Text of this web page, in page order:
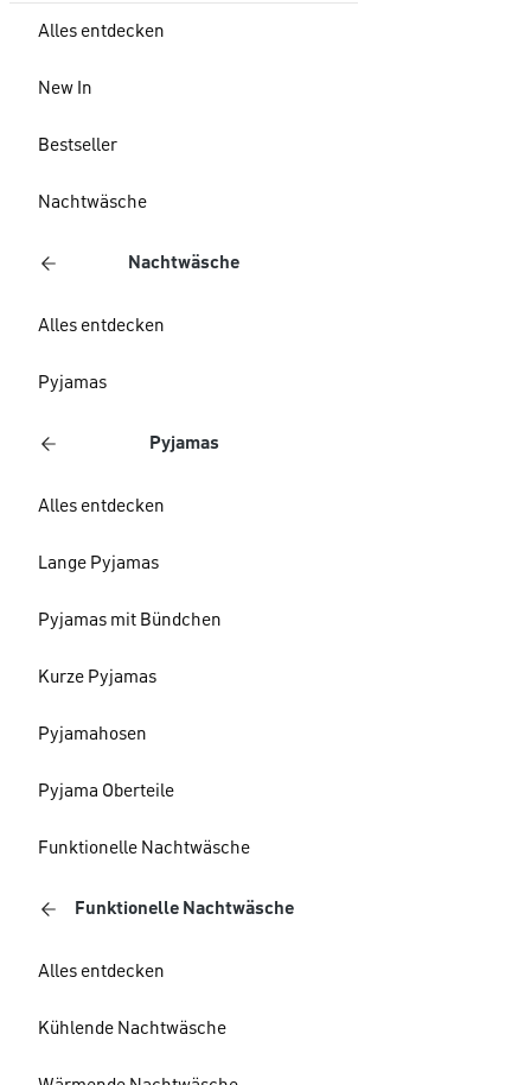
Alles entdecken
New In
Bestseller
Nachtwäsche
Nachtwäsche
Alles entdecken
Pyjamas
Pyjamas
Alles entdecken
Lange Pyjamas
Pyjamas mit Bündchen
Kurze Pyjamas
Pyjamahosen
Pyjama Oberteile
Funktionelle Nachtwäsche
Funktionelle Nachtwäsche
Alles entdecken
Kühlende Nachtwäsche